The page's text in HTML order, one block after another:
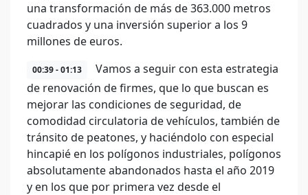
una transformación de más de 363.000 metros
cuadrados y una inversión superior a los 9
millones de euros.
00:39 - 01:13
Vamos a seguir con esta estrategia
de renovación de firmes, que lo que buscan es
mejorar las condiciones de seguridad, de
comodidad circulatoria de vehículos, también de
tránsito de peatones, y haciéndolo con especial
hincapié en los polígonos industriales, polígonos
absolutamente abandonados hasta el año 2019
y en los que por primera vez desde el